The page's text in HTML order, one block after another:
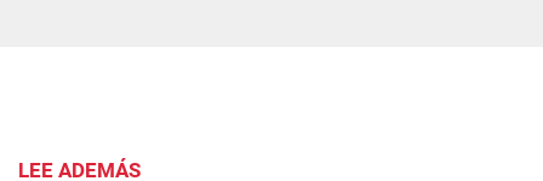
LEE ADEMÁS